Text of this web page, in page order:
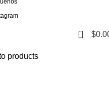
0 $
products